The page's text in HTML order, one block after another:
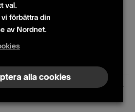
Nordnet AB (publ)
|Presskontakter
99 | 104 25 Stockholm | Reg. nr. 559073-6681
val.
förbättra din
av Nordnet.
alla cookies